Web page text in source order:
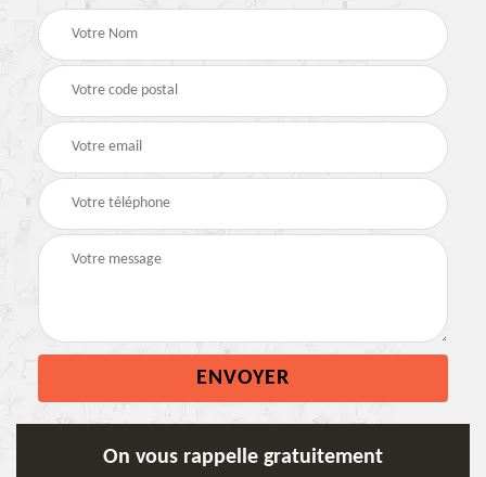
On vous rappelle gratuitement